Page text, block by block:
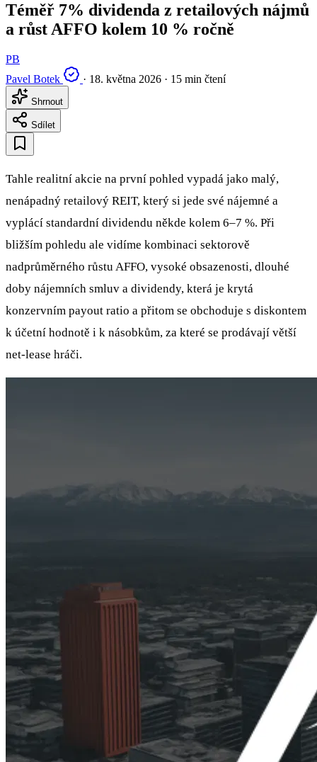
Téměř 7% dividenda z retailových nájmů
a růst AFFO kolem 10 % ročně
PB
Pavel Botek
· 18. května 2026 · 15 min čtení
Shrnout
Sdílet
Tahle realitní akcie na první pohled vypadá jako malý,
nenápadný retailový REIT, který si jede své nájemné a
vyplácí standardní dividendu někde kolem 6–7 %. Při
bližším pohledu ale vidíme kombinaci sektorově
nadprůměrného růstu AFFO, vysoké obsazenosti, dlouhé
doby nájemních smluv a dividendy, která je krytá
konzervním payout ratio a přitom se obchoduje s diskontem
k účetní hodnotě i k násobkům, za které se prodávají větší
net‑lease hráči.